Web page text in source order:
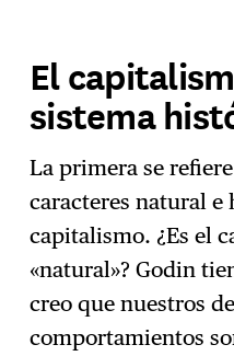
El
sistema
La primera se
caracteres natural e
capitalismo. ¿Es el
«natural»? Godin
creo que nuestros
comportamientos